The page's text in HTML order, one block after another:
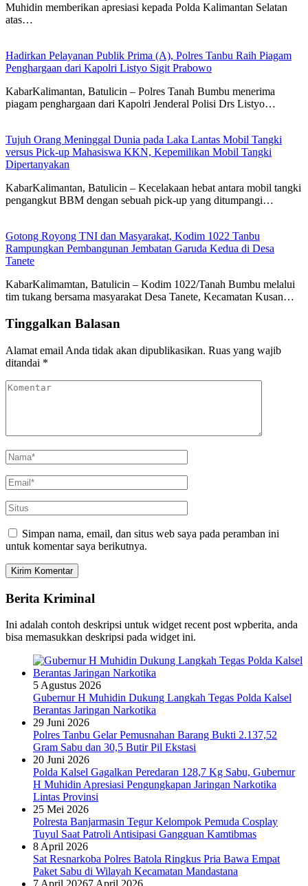
Muhidin memberikan apresiasi kepada Polda Kalimantan Selatan
atas…
Hadirkan Pelayanan Publik Prima (A), Polres Tanbu Raih Piagam
Penghargaan dari Kapolri Listyo Sigit Prabowo
KabarKalimantan, Batulicin – Polres Tanah Bumbu menerima
piagam penghargaan dari Kapolri Jenderal Polisi Drs Listyo…
Tujuh Orang Meninggal Dunia pada Laka Lantas Mobil Tangki
versus Pick-up Mahasiswa KKN, Kepemilikan Mobil Tangki
Dipertanyakan
KabarKalimantan, Batulicin – Kecelakaan hebat antara mobil tangki
pengangkut BBM dengan sebuah pick-up yang ditumpangi…
Gotong Royong TNI dan Masyarakat, Kodim 1022 Tanbu
Rampungkan Pembangunan Jembatan Garuda Kedua di Desa
Tanete
KabarKalimamtan, Batulicin – Kodim 1022/Tanah Bumbu melalui
tim tukang bersama masyarakat Desa Tanete, Kecamatan Kusan…
Tinggalkan Balasan
Alamat email Anda tidak akan dipublikasikan. Ruas yang wajib
ditandai *
Simpan nama, email, dan situs web saya pada peramban ini
untuk komentar saya berikutnya.
Berita Kriminal
Ini adalah contoh deskripsi untuk widget recent post wpberita, anda
bisa memasukkan deskripsi pada widget ini.
5 Agustus 2026
Gubernur H Muhidin Dukung Langkah Tegas Polda Kalsel
Berantas Jaringan Narkotika
29 Juni 2026
Polres Tanbu Gelar Pemusnahan Barang Bukti 2.137,52
Gram Sabu dan 30,5 Butir Pil Ekstasi
20 Juni 2026
Polda Kalsel Gagalkan Peredaran 128,7 Kg Sabu, Gubernur
H Muhidin Apresiasi Pengungkapan Jaringan Narkotika
Lintas Provinsi
25 Mei 2026
Polresta Banjarmasin Tegur Kelompok Pemuda Cosplay
Tuyul Saat Patroli Antisipasi Gangguan Kamtibmas
8 April 2026
Sat Resnarkoba Polres Batola Ringkus Pria Bawa Empat
Paket Sabu di Wilayah Kecamatan Mandastana